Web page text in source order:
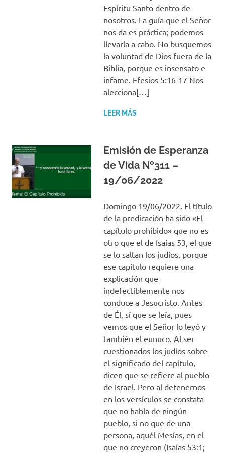
Espíritu Santo dentro de
nosotros. La guía que el Señor
nos da es práctica; podemos
llevarla a cabo. No busquemos
la voluntad de Dios fuera de la
Biblia, porque es insensato e
infame. Efesios 5:16-17 Nos
alecciona[…]
LEER MÁS
Emisión de Esperanza
de Vida Nº311 –
19/06/2022
Domingo 19/06/2022. El título
de la predicación ha sido «El
capítulo prohibido» que no es
otro que el de Isaías 53, el que
se lo saltan los judíos, porque
ese capítulo requiere una
explicación que
indefectiblemente nos
conduce a Jesucristo. Antes
de Él, sí que se leía, pues
vemos que el Señor lo leyó y
también el eunuco. Al ser
cuestionados los judíos sobre
el significado del capítulo,
dicen que se refiere al pueblo
de Israel. Pero al detenernos
en los versículos se constata
que no habla de ningún
pueblo, si no que de una
persona, aquél Mesías, en el
que no creyeron (Isaías 53:1;